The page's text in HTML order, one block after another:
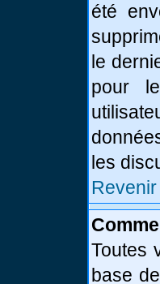
été
le
pour
les
Toutes
base